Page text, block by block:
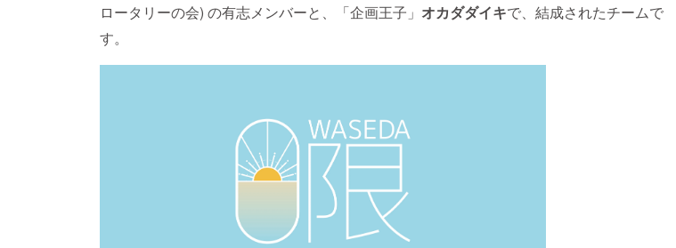
ロータリーの会) の有志メンバーと、「企画王子」 オカダダイキで、結成されたチームで
す。